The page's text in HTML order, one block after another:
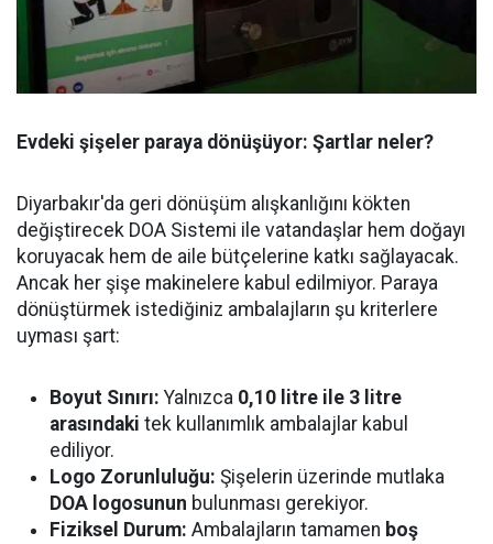
Evdeki şişeler paraya dönüşüyor: Şartlar neler?
Diyarbakır'da geri dönüşüm alışkanlığını kökten
değiştirecek DOA Sistemi ile vatandaşlar hem doğayı
koruyacak hem de aile bütçelerine katkı sağlayacak.
Ancak her şişe makinelere kabul edilmiyor. Paraya
dönüştürmek istediğiniz ambalajların şu kriterlere
uyması şart:
Boyut Sınırı: Yalnızca 0,10 litre ile 3 litre
arasındaki tek kullanımlık ambalajlar kabul
ediliyor.
Logo Zorunluluğu: Şişelerin üzerinde mutlaka
DOA logosunun bulunması gerekiyor.
Fiziksel Durum: Ambalajların tamamen boş